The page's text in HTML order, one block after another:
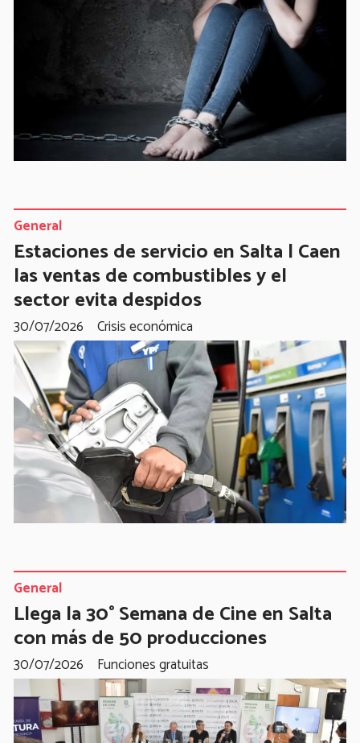
Estaciones de servicio en Salta | Caen
las ventas de combustibles y el
sector evita despidos
Crisis económica
General
30/07/2026
Llega la 30° Semana de Cine en Salta
con más de 50 producciones
Funciones gratuitas
General
30/07/2026